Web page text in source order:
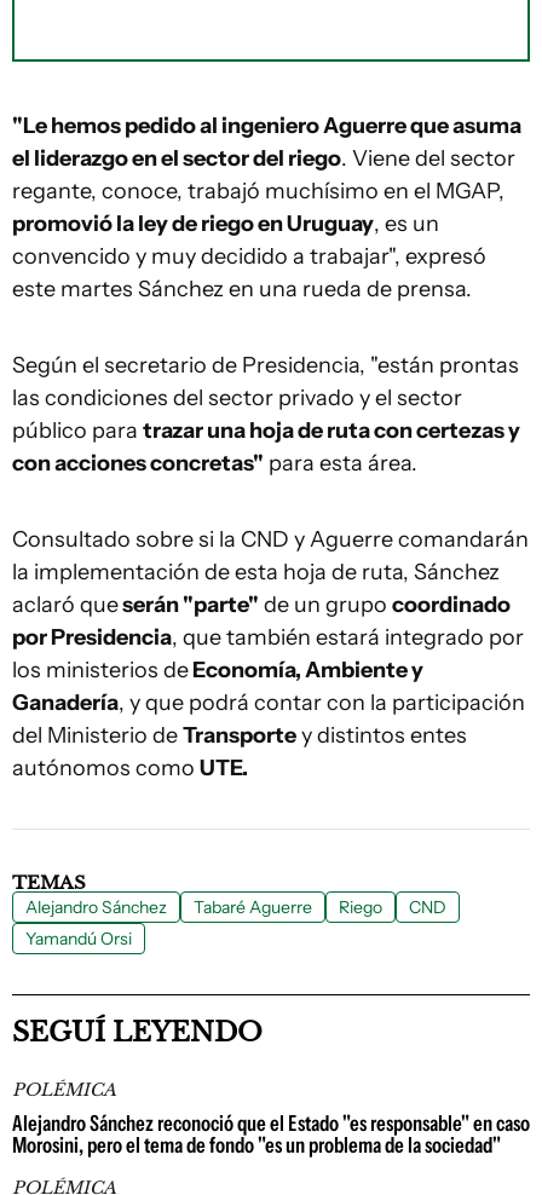
"Le hemos pedido al ingeniero Aguerre que asuma
el liderazgo en el sector del riego. Viene del sector
regante, conoce, trabajó muchísimo en el MGAP,
promovió la ley de riego en Uruguay, es un
convencido y muy decidido a trabajar", expresó
este martes Sánchez en una rueda de prensa.
Según el secretario de Presidencia, "están prontas
las condiciones del sector privado y el sector
público para trazar una hoja de ruta con certezas y
con acciones concretas" para esta área.
Consultado sobre si la CND y Aguerre comandarán
la implementación de esta hoja de ruta, Sánchez
aclaró queserán "parte" de un grupo coordinado
por Presidencia, que también estará integrado por
los ministerios deEconomía, Ambiente y
Ganadería, y que podrá contar con la participación
del Ministerio deTransportey distintos entes
autónomos como UTE.
TEMAS
Alejandro Sánchez Tabaré Aguerre Riego
CND
Yamandú Orsi
SEGUÍ LEYENDO
POLÉMICA
Alejandro Sánchez reconoció que el Estado "es responsable" en caso
Morosini, pero el tema de fondo "es un problema de la sociedad"
POLÉMICA